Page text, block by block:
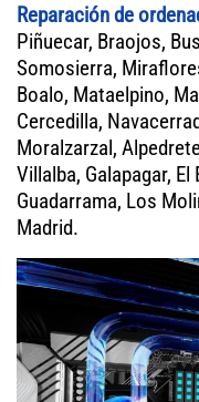
Reparación de
Piñuecar, Braojos,
Somosierra,
Boalo, Mataelpino,
Cercedilla,
Moralzarzal,
Villalba, Galapagar,
Guadarrama, Los
Madrid.